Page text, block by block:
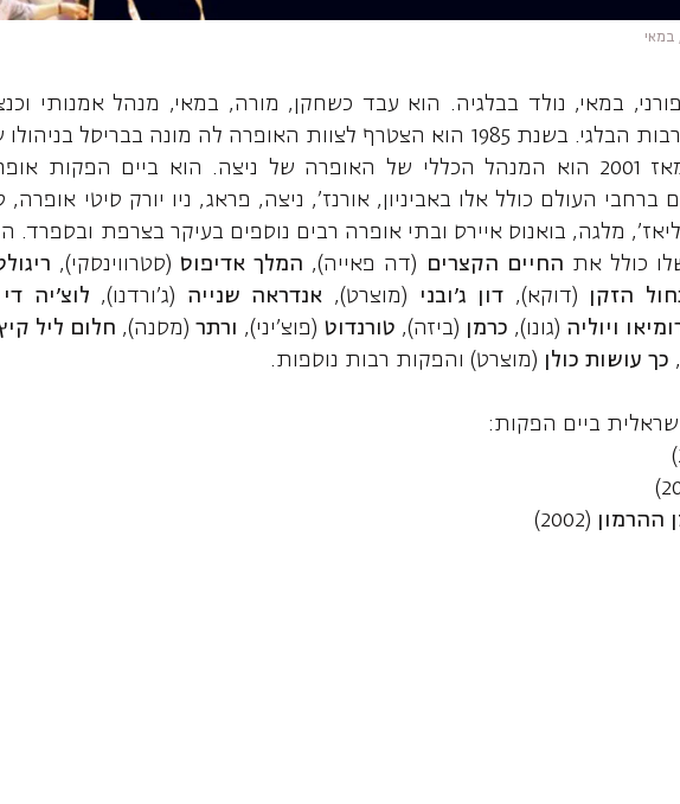
פול-אמיל, במאי במאי
במאי, נולד בבלגיה. הוא עבד כשחקן, מורה, במאי, מנהל אמנותי
במרכז התרבות הבלגי. בשנת 1985 הוא הצטרף לצוות האופרה לה מונה בבריסל
מורטייה. מאז 2001 הוא המנהל הכללי של האופרה של ניצה. הוא ביים הפקות
ברחבי העולם כולל אלו באביניון, אורנז', ניצה, פראג, ניו יורק סיטי אופרה,
ליאז', מלגה, בואנוס איירס ובתי אופרה רבים נוספים בעיקר בצרפת ובספרד.
כולל את החיים הקצרים (דה פאייה), המלך אדיפוס (סטרווינסקי),
הזקן (דוקא), דון ג'ובני (מוצרט), אנדראה שנייה (ג'ורדנו), לוצ'יה
ויוליה (גונו), כרמן (ביזה), טורנדוט (פוצ'יני), ורתר (מסנה), חלום ליל
כך עושות כולן (מוצרט) והפקות רבות נוספות.
ביים הפקות:
ההרמון (2002)